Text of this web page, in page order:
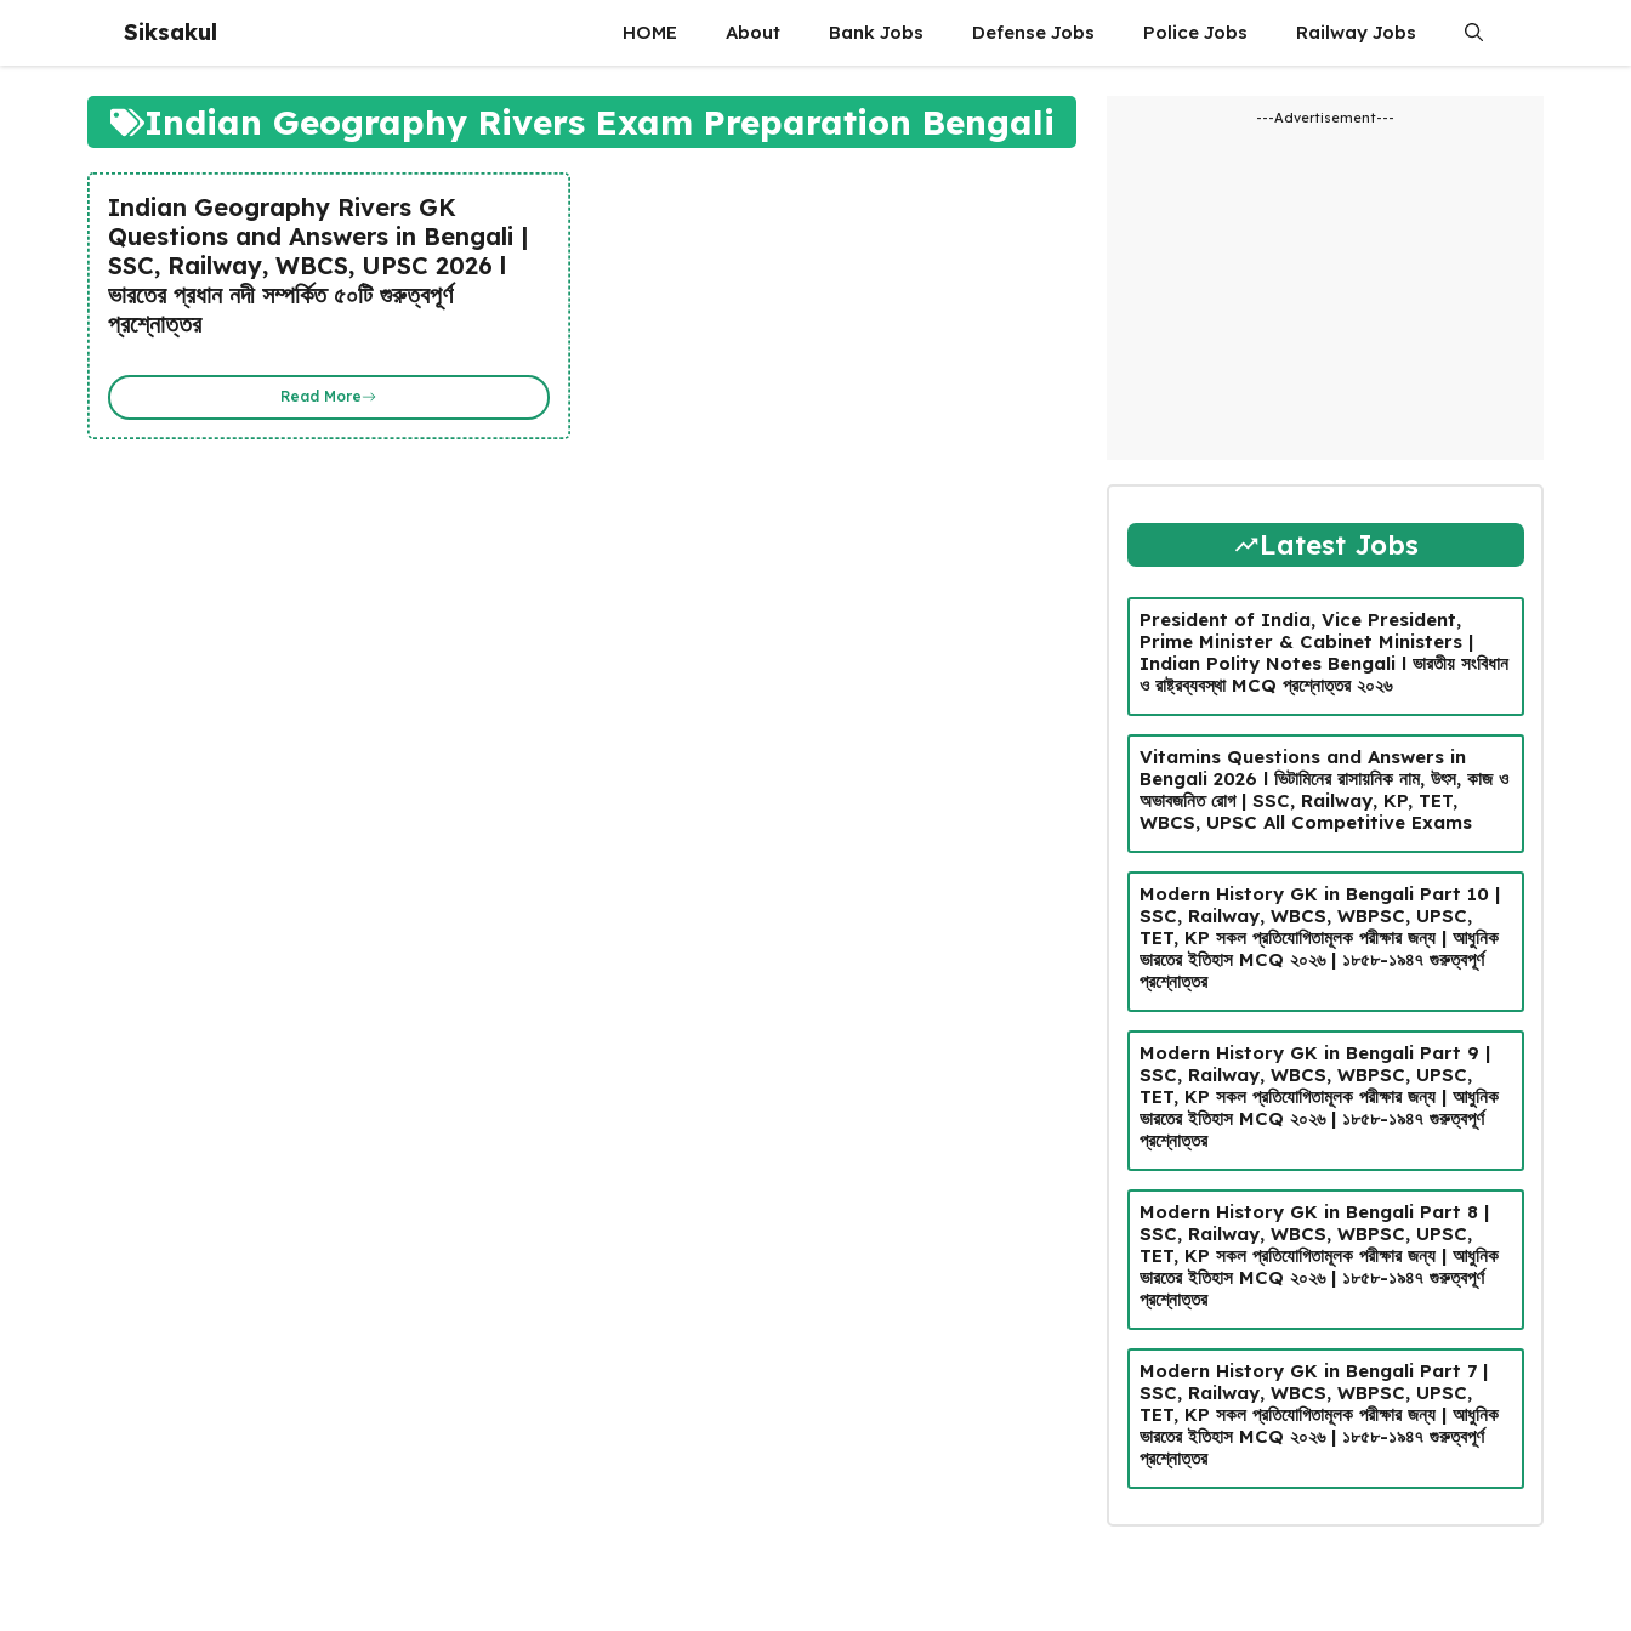
content
Siksakul HOME About Bank Jobs Defense Jobs Police Jobs Railway Jobs
Indian Geography Rivers Exam Preparation Bengali
Indian Geography Rivers GK
Questions and Answers in Bengali |
SSC, Railway, WBCS, UPSC 2026 l
ভারতের প্রধান নদী সম্পর্কিত ৫০টি গুরুত্বপূর্ণ
প্রশ্নোত্তর
Read More
---Advertisement---
Latest Jobs
President of India, Vice President,
Prime Minister & Cabinet Ministers |
Indian Polity Notes Bengali l ভারতীয় সংবিধান
ও রাষ্ট্রব্যবস্থা MCQ প্রশ্নোত্তর ২০২৬
Vitamins Questions and Answers in
Bengali 2026 l ভিটামিনের রাসায়নিক নাম, উৎস, কাজ ও
অভাবজনিত রোগ | SSC, Railway, KP, TET,
WBCS, UPSC All Competitive Exams
Modern History GK in Bengali Part 10 |
SSC, Railway, WBCS, WBPSC, UPSC,
TET, KP সকল প্রতিযোগিতামূলক পরীক্ষার জন্য | আধুনিক
ভারতের ইতিহাস MCQ ২০২৬ | ১৮৫৮-১৯৪৭ গুরুত্বপূর্ণ
প্রশ্নোত্তর
Modern History GK in Bengali Part 9 |
SSC, Railway, WBCS, WBPSC, UPSC,
TET, KP সকল প্রতিযোগিতামূলক পরীক্ষার জন্য | আধুনিক
ভারতের ইতিহাস MCQ ২০২৬ | ১৮৫৮-১৯৪৭ গুরুত্বপূর্ণ
প্রশ্নোত্তর
Modern History GK in Bengali Part 8 |
SSC, Railway, WBCS, WBPSC, UPSC,
TET, KP সকল প্রতিযোগিতামূলক পরীক্ষার জন্য | আধুনিক
ভারতের ইতিহাস MCQ ২০২৬ | ১৮৫৮-১৯৪৭ গুরুত্বপূর্ণ
প্রশ্নোত্তর
Modern History GK in Bengali Part 7 |
SSC, Railway, WBCS, WBPSC, UPSC,
TET, KP সকল প্রতিযোগিতামূলক পরীক্ষার জন্য | আধুনিক
ভারতের ইতিহাস MCQ ২০২৬ | ১৮৫৮-১৯৪৭ গুরুত্বপূর্ণ
প্রশ্নোত্তর